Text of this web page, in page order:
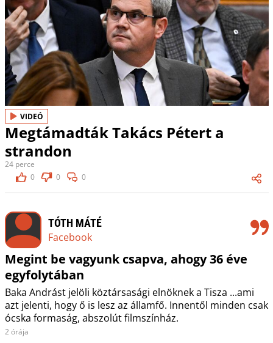
VIDEÓ
Megtámadták Takács Pétert a
strandon
24 perce
0
0 0
TÓTH MÁTÉ
Facebook
Megint be vagyunk csapva, ahogy 36 éve
egyfolytában
Baka Andrást jelöli köztársasági elnöknek a Tisza ...ami
azt jelenti, hogy ő is lesz az államfő. Innentől minden csak
ócska formaság, abszolút filmszínház.
2 órája